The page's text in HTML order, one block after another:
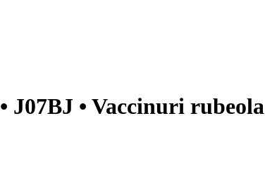
• J07BJ • Vaccinuri rubeola